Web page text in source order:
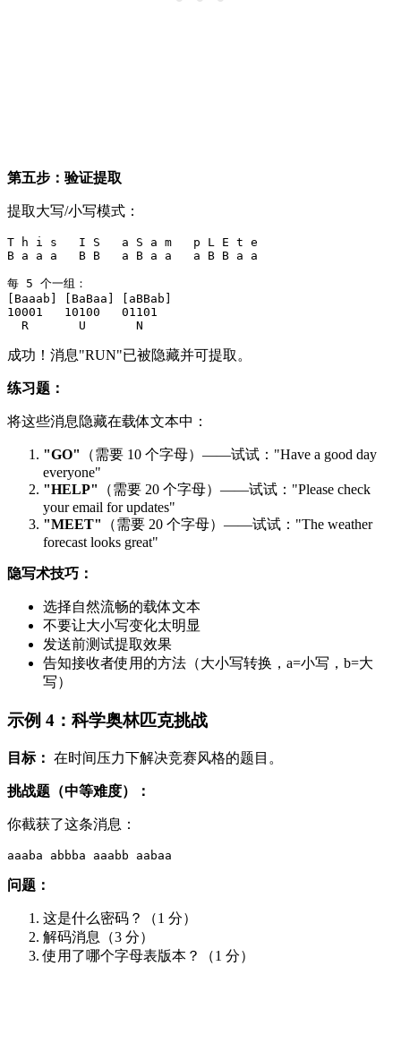
第五步：验证提取
提取大写/小写模式：
T h i s   I S   a S a m   p L E t e
B a a a   B B   a B a a   a B B a a
每 5 个一组：
[Baaab] [BaBaa] [aBBab]
10001   10100   01101
成功！消息"RUN"已被隐藏并可提取。
练习题：
将这些消息隐藏在载体文本中：
"GO"
（需要 10 个字母）——试试："Have a good day
everyone"
"HELP"
（需要 20 个字母）——试试："Please check
your email for updates"
"MEET"
（需要 20 个字母）——试试："The weather
forecast looks great"
隐写术技巧：
选择自然流畅的载体文本
不要让大小写变化太明显
发送前测试提取效果
告知接收者使用的方法（大小写转换，a=小写，b=大
写）
示例 4：科学奥林匹克挑战
目标： 在时间压力下解决竞赛风格的题目。
挑战题（中等难度）：
你截获了这条消息：
问题：
这是什么密码？（1 分）
解码消息（3 分）
使用了哪个字母表版本？（1 分）